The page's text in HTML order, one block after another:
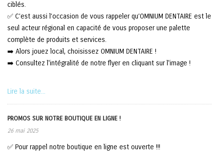
ciblés.
✅ C’est aussi l’occasion de vous rappeler qu’OMNIUM DENTAIRE est le
seul acteur régional en capacité de vous proposer une palette
complète de produits et services.
➡️ Alors jouez local, choisissez OMNIUM DENTAIRE !
➡️ Consultez l'intégralité de notre flyer en cliquant sur l'image !
Lire la suite...
PROMOS SUR NOTRE BOUTIQUE EN LIGNE !
26 mai 2025
✅ Pour rappel notre boutique en ligne est ouverte !!!